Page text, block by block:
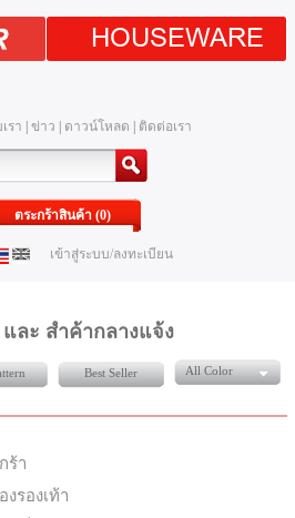
HOUSEWARE
รา ข่าว ดาวน์โหลด ติดต่อเรา
ตระกร้าสินค้า (0)
เข้าสู่ระบบ/ลงทะเบียน
และ สำค้ากลางแจ้ง
Best Seller All Color
ร้า
งรองเท้า